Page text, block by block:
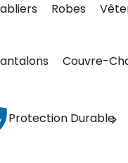
Robes
Couvre-
Protection Durable